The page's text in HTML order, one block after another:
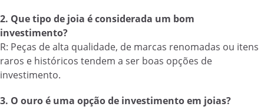
2. Que tipo de joia é considerada um bom
investimento?
R: Peças de alta qualidade, de marcas renomadas ou itens
raros e históricos tendem a ser boas opções de
investimento.
3. O ouro é uma opção de investimento em joias?